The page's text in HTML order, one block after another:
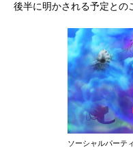
後半に明かされる予定との
ソーシャルパーテ